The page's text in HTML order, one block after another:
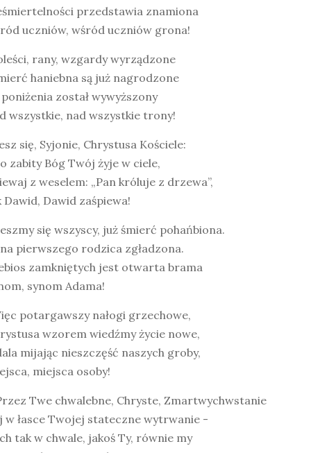
przedstawia znamiona
uczniów, wśród uczniów grona!
rany, wzgardy wyrządzone
haniebna są już nagrodzone
został wywyższony
wszystkie, nad wszystkie trony!
się, Syjonie, Chrystusa Kościele:
zabity Bóg Twój żyje w ciele,
z weselem: „Pan króluje z drzewa”,
Dawid, Dawid zaśpiewa!
się wszyscy, już śmierć pohańbiona.
pierwszego rodzica zgładzona.
zamkniętych jest otwarta brama
synom Adama!
potargawszy nałogi grzechowe,
wzorem wiedźmy życie nowe,
mijając nieszczęść naszych groby,
miejsca osoby!
Twe chwalebne, Chryste, Zmartwychwstanie
w łasce Twojej stateczne wytrwanie -
tak w chwale, jakoś Ty, równie my